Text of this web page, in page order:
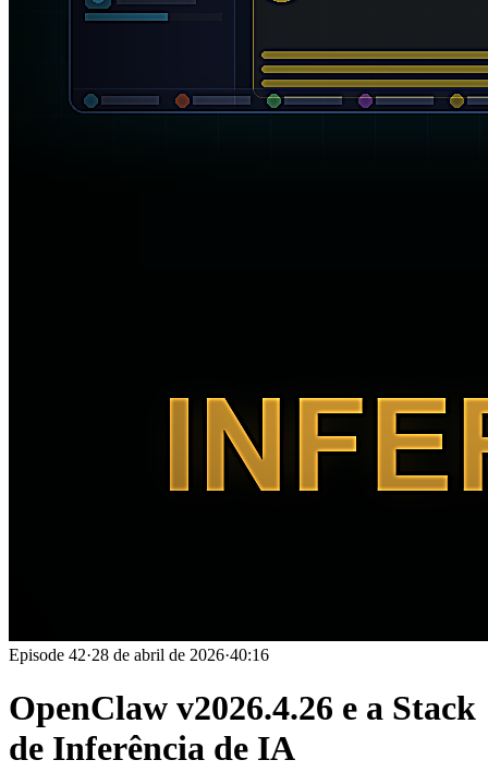
Episode 42·28 de abril de 2026·40:16
OpenClaw v2026.4.26 e a Stack
de Inferência de IA